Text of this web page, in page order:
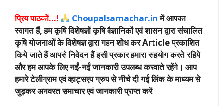
प्रिय पाठकों…! Choupalsamachar.inमें आपका
स्वागत हैं, हम कृषि विशेषज्ञों कृषि वैज्ञानिकों एवं शासन द्वारा संचालित
कृषि योजनाओं के विशेषज्ञ द्वारा गहन शोध कर Article प्रकाशित
किये जाते हैं आपसे निवेदन हैं इसी प्रकार हमारा सहयोग करते रहिये
और हम आपके लिए नईं-नईं जानकारी उपलब्ध करवाते रहेंगे। आप
हमारे टेलीग्राम एवं व्हाट्सएप ग्रुप से नीचे दी गई लिंक के माध्यम से
जुड़कर अनवरत समाचार एवं जानकारी प्राप्त करें